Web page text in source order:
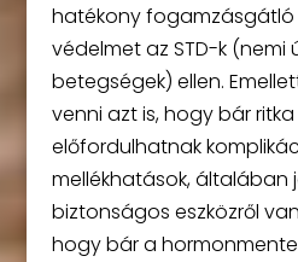
hatékony fogamzásgátló
védelmet az STD-k (nemi
betegségek) ellen.
venni azt is, hogy bár
előfordulhatnak
mellékhatások, általában
biztonságos eszközről
hogy bár a